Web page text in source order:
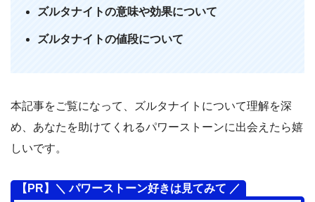
ズルタナイトの意味や効果について
ズルタナイトの値段について
本記事をご覧になって、ズルタナイトについて理解を深
め、あなたを助けてくれるパワーストーンに出会えたら嬉
しいです。
【PR】＼ パワーストーン好きは見てみて ／